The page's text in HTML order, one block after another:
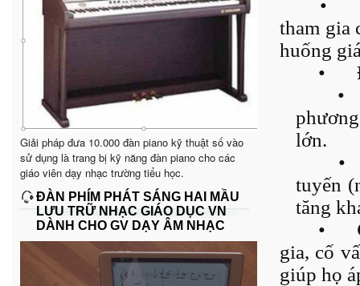
Giải pháp đưa 10.000 đàn piano kỹ thuật số vào
sử dụng là trang bị kỹ năng đàn piano cho các
giáo viên dạy nhạc trường tiểu học.
ĐÀN PHÍM PHÁT SÁNG HAI MẦU
LƯU TRỮ NHẠC GIÁO DỤC VN
DÀNH CHO GV DẠY ÂM NHẠC
•
tham gia
huống
•
•
lớn.
•
tuyến
tăng
•
gia, cố
giúp họ